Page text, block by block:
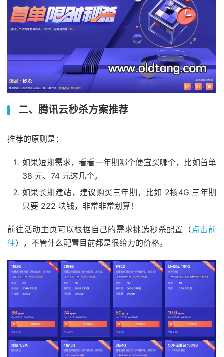
二、腾讯云秒杀方案推荐
推荐的原则是：
如果短期需求，看看一年期哪个便宜买哪个，比如首单
38 元、74 元这几个。
如果长期建站，建议购买三年期，比如 2核4G 三年期
只要 222 块钱，非常非常划算！
前往活动主页可以根据自己的需求挑选秒杀配置（ 点击前
往），不管什么配置目前都是很给力的价格。